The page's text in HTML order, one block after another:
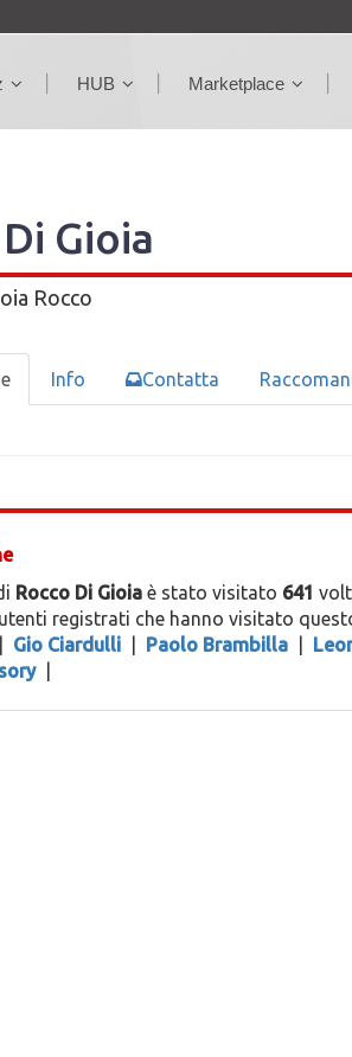
HUB Marketplace
Gioia
Rocco
Info Contatta
Rocco Di Gioiaè stato visitato 641
registrati che hanno visitato
Gio Ciardulli Paolo Brambilla